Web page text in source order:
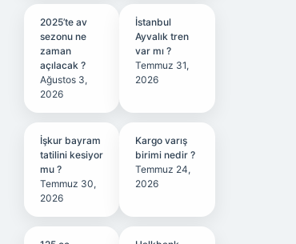
2025’te av
sezonu ne
zaman
açılacak ?
Ağustos 3,
2026
İstanbul
Ayvalık tren
var mı ?
Temmuz 31,
2026
İşkur bayram
tatilini kesiyor
mu ?
Temmuz 30,
2026
Kargo varış
birimi nedir ?
Temmuz 24,
2026